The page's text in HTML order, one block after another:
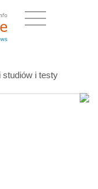
studiów i testy